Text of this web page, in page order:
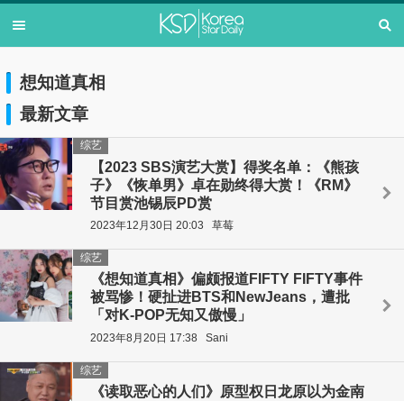
想知道真相
最新文章
【2023 SBS演艺大赏】得奖名单：《熊孩
子》《恢单男》卓在勋终得大赏！《RM》
节目赏池锡辰PD赏
综艺
2023年12月30日 20:03 草莓
《想知道真相》偏颇报道FIFTY FIFTY事件
被骂惨！硬扯进BTS和NewJeans，遭批
「对K-POP无知又傲慢」
综艺
2023年8月20日 17:38 Sani
《读取恶心的人们》原型权日龙原以为金南
综艺